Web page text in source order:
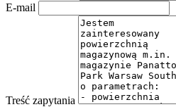
E-mail
Treść zapytania